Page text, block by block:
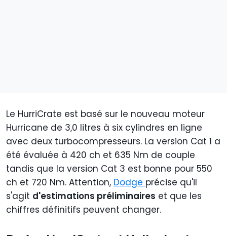
Le HurriCrate est basé sur le nouveau moteur
Hurricane de 3,0 litres à six cylindres en ligne
avec deux turbocompresseurs. La version Cat 1 a
été évaluée à 420 ch et 635 Nm de couple
tandis que la version Cat 3 est bonne pour 550
ch et 720 Nm. Attention, Dodge précise qu'il
s'agit d'estimations préliminaires et que les
chiffres définitifs peuvent changer.